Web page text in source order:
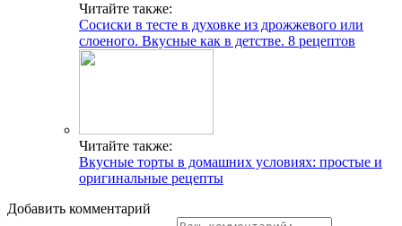
Читайте также:
Сосиски в тесте в духовке из дрожжевого или
слоеного. Вкусные как в детстве. 8 рецептов
Читайте также:
Вкусные торты в домашних условиях: простые и
оригинальные рецепты
Добавить комментарий